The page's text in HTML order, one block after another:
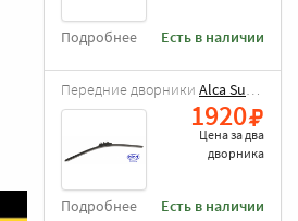
Есть в наличии
Подробнее
Передние дворники Alca Super Flat
1920
Цена задва
дворника
Есть в наличии
Подробнее